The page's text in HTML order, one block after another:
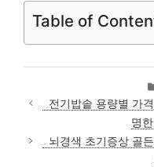
Table of
전기밥솥 용량별 가
명
뇌경색 초기증상 골